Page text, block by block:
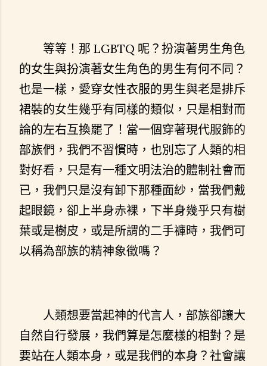
等等！那 LGBTQ 呢？扮演著男生角色
的女生與扮演著女生角色的男生有何不同？
也是一樣，愛穿女性衣服的男生與老是排斥
裙裝的女生幾乎有同樣的類似，只是相對而
論的左右互換罷了！當一個穿著現代服飾的
部族們，我們不習慣時，也別忘了人類的相
對好看，只是有一種文明法治的體制社會而
已，我們只是沒有卸下那種面紗，當我們戴
起眼鏡，卻上半身赤裸，下半身幾乎只有樹
葉或是樹皮，或是所謂的二手褲時，我們可
以稱為部族的精神象徵嗎？
人類想要當起神的代言人，部族卻讓大
自然自行發展，我們算是怎麼樣的相對？是
要站在人類本身，或是我們的本身？社會讓